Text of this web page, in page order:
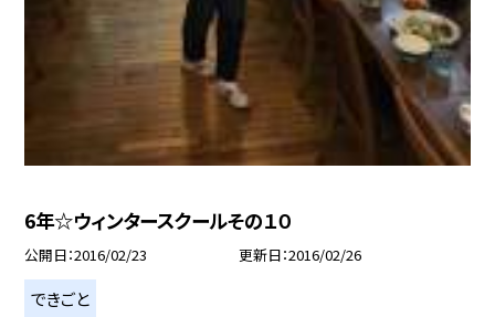
6年☆ウィンタースクールその１０
公開日 2016/02/23 更新日 2016/02/26
できごと